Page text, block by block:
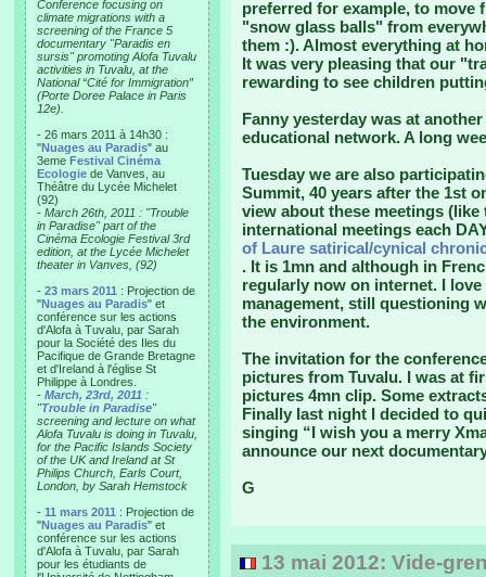
Conference focusing on
climate migrations with a
screening of the France 5
documentary "Paradis en
sursis" promoting Alofa Tuvalu
activities in Tuvalu, at the
National “Cité for Immigration”
(Porte Doree Palace in Paris
12e).
- 26 mars 2011 à 14h30 :
"Nuages au Paradis" au
3eme Festival Cinéma
Ecologie de Vanves, au
Théâtre du Lycée Michelet
(92)
- March 26th, 2011 : "Trouble
in Paradise" part of the
Cinéma Ecologie Festival 3rd
edition, at the Lycée Michelet
theater in Vanves, (92)
- 23 mars 2011 : Projection de
"Nuages au Paradis" et
conférence sur les actions
d'Alofa à Tuvalu, par Sarah
pour la Société des Iles du
Pacifique de Grande Bretagne
et d'Ireland à l'église St
Philippe à Londres.
- March, 23rd, 2011 :
"Trouble in Paradise"
screening and lecture on what
Alofa Tuvalu is doing in Tuvalu,
for the Pacific Islands Society
of the UK and Ireland at St
Philips Church, Earls Court,
London, by Sarah Hemstock
- 11 mars 2011 : Projection de
"Nuages au Paradis" et
conférence sur les actions
d'Alofa à Tuvalu, par Sarah
pour les étudiants de
preferred for example, to
"snow glass balls" from
them :). Almost everything at
It was very pleasing that our
rewarding to see children
Fanny yesterday was at
educational network. A long
Tuesday we are also
Summit, 40 years after the 1st
view about these meetings
international meetings each
of Laure satirical/cynical
. It is 1mn and although in
regularly now on internet. I
management, still questioning
the environment.
The invitation for the
pictures from Tuvalu. I was at
pictures 4mn clip. Some
Finally last night I decided to
singing “I wish you a merry
announce our next
G
13 mai 2012: Vide-